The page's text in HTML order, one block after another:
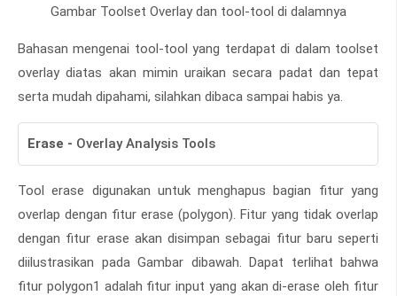
Gambar Toolset Overlay dan tool-tool di dalamnya
Bahasan mengenai tool-tool yang terdapat di dalam toolset
overlay diatas akan mimin uraikan secara padat dan tepat
serta mudah dipahami, silahkan dibaca sampai habis ya.
Erase - Overlay Analysis Tools
Tool erase digunakan untuk menghapus bagian fitur yang
overlap dengan fitur erase (polygon). Fitur yang tidak overlap
dengan fitur erase akan disimpan sebagai fitur baru seperti
diilustrasikan pada Gambar dibawah. Dapat terlihat bahwa
fitur polygon1 adalah fitur input yang akan di-erase oleh fitur